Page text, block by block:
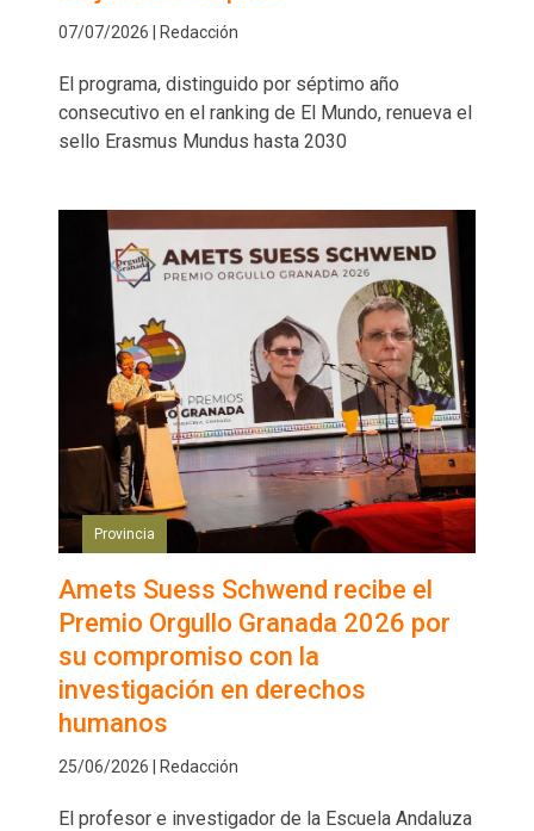
07/07/2026 | Redacción
El programa, distinguido por séptimo año
consecutivo en el ranking de El Mundo, renueva el
sello Erasmus Mundus hasta 2030
Provincia
Amets Suess Schwend recibe el
Premio Orgullo Granada 2026 por
su compromiso con la
investigación en derechos
humanos
25/06/2026 | Redacción
El profesor e investigador de la Escuela Andaluza